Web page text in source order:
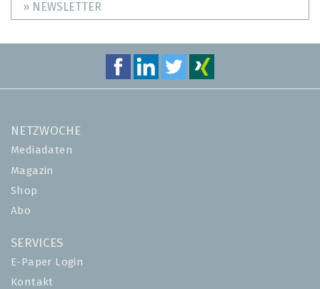
» NEWSLETTER
NETZWOCHE
Mediadaten
Magazin
Shop
Abo
SERVICES
E-Paper Login
Kontakt